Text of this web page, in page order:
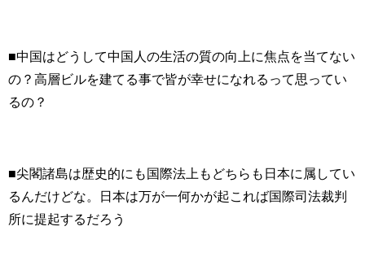
■中国はどうして中国人の生活の質の向上に焦点を当てない
の？高層ビルを建てる事で皆が幸せになれるって思ってい
るの？
■尖閣諸島は歴史的にも国際法上もどちらも日本に属してい
るんだけどな。日本は万が一何かが起これば国際司法裁判
所に提起するだろう